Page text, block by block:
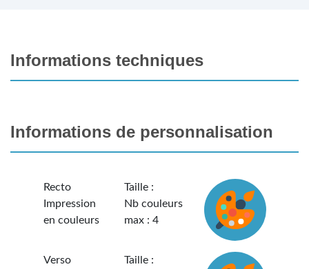
Informations techniques
Informations de personnalisation
Recto
Impression
en couleurs
Taille :
Nb couleurs
max : 4
Verso
Taille :